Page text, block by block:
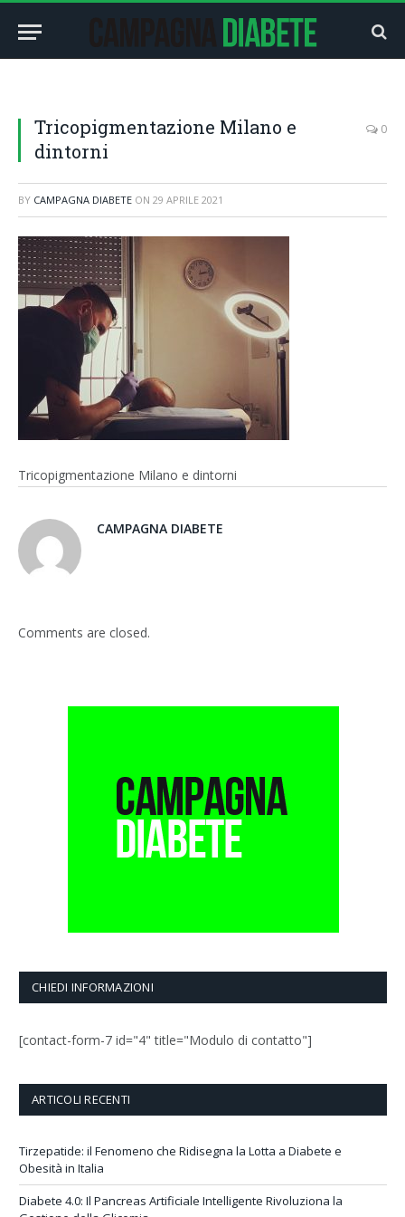
Tricopigmentazione Milano e
dintorni
0
BY CAMPAGNA DIABETE ON 29 APRILE 2021
Tricopigmentazione Milano e dintorni
CAMPAGNA DIABETE
Comments are closed.
CHIEDI INFORMAZIONI
[contact-form-7 id="4" title="Modulo di contatto"]
ARTICOLI RECENTI
Tirzepatide: il Fenomeno che Ridisegna la Lotta a Diabete e
Obesità in Italia
Diabete 4.0: Il Pancreas Artificiale Intelligente Rivoluziona la